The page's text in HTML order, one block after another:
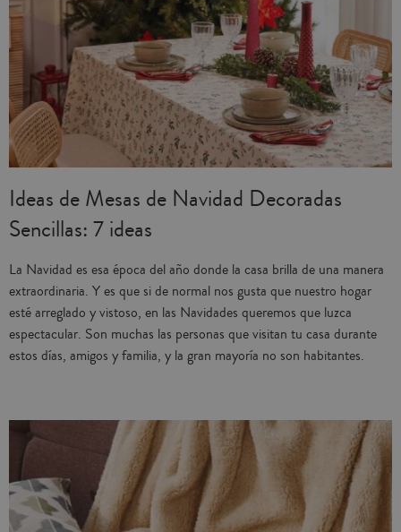
Ideas de Mesas de Navidad Decoradas
Sencillas: 7 ideas
La Navidad es esa época del año donde la casa brilla de una manera
extraordinaria. Y es que si de normal nos gusta que nuestro hogar
esté arreglado y vistoso, en las Navidades queremos que luzca
espectacular. Son muchas las personas que visitan tu casa durante
estos días, amigos y familia, y la gran mayoría no son habitantes.